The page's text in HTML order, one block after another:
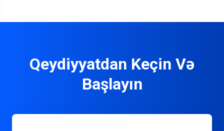
Qeydiyyatdan Keçin Və
Başlayın